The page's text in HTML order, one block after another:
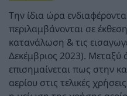
Την ίδια ώρα
περιλαμβάνονται σε
κατανάλωση & τις
Δεκέμβριος 2023). Μεταξύ
επισημαίνεται πως στην
αερίου στις τελικές